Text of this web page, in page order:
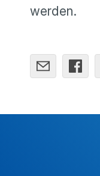
werden.